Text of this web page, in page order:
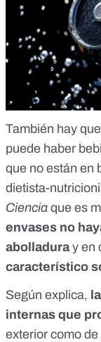
También hay
puede haber
que no están en
dietista-
Ciencia que es
envases no
abolladuray en
característico
Según explica,
internas que
exterior como